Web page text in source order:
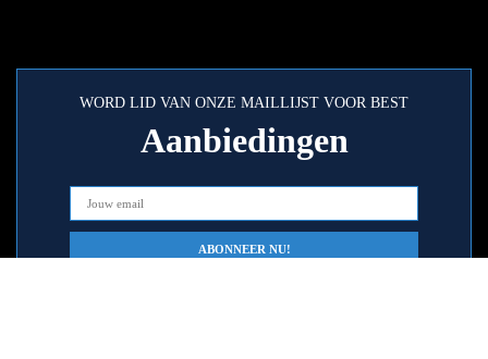
WORD LID VAN ONZE MAILLIJST VOOR BEST
Aanbiedingen